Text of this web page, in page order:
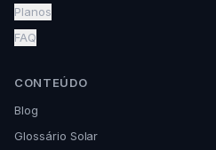
Planos
FAQ
CONTEÚDO
Blog
Glossário Solar